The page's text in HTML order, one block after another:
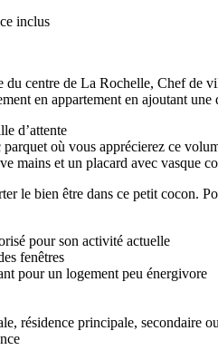
inclus
du centre de La Rochelle, Chef de
en appartement en ajoutant
d’attente
parquet où vous apprécierez ce
mains et un placard avec vasque
le bien être dans ce petit cocon.
pour son activité actuelle
fenêtres
pour un logement peu énergivore
résidence principale, secondaire